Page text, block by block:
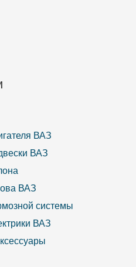
ВАЗ
ВАЗ
ВАЗ
системы
ВАЗ